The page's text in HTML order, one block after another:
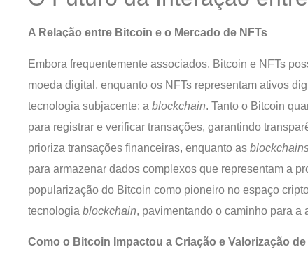
A Relação entre Bitcoin e o Mercado de NFTs
Embora frequentemente associados, Bitcoin e NFTs
moeda digital, enquanto os NFTs representam ativos
tecnologia subjacente: a blockchain. Tanto o Bitcoin
para registrar e verificar transações, garantindo
prioriza transações financeiras, enquanto as
para armazenar dados complexos que representam a
popularização do Bitcoin como pioneiro no espaço
tecnologia blockchain, pavimentando o caminho para a
Como o Bitcoin Impactou a Criação e Valorização de